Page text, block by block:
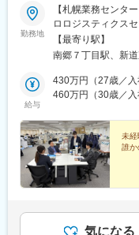
勤務地
【札幌業務センタ
ロロジスティクス
13【ハビア物流セ
勤務地は希望を考慮
【最寄り駅】
南郷７丁目駅、新
給与
430万円（27歳／
460万円（30歳／
未経
誰か
気になる